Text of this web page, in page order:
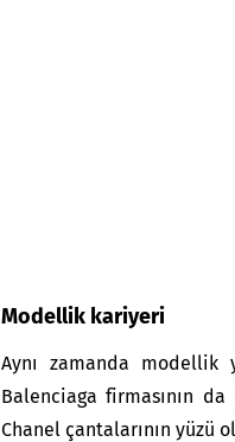
Modellik kariyeri
Aynı zamanda modellik
Balenciaga firmasının da
Chanel çantalarının yüzü